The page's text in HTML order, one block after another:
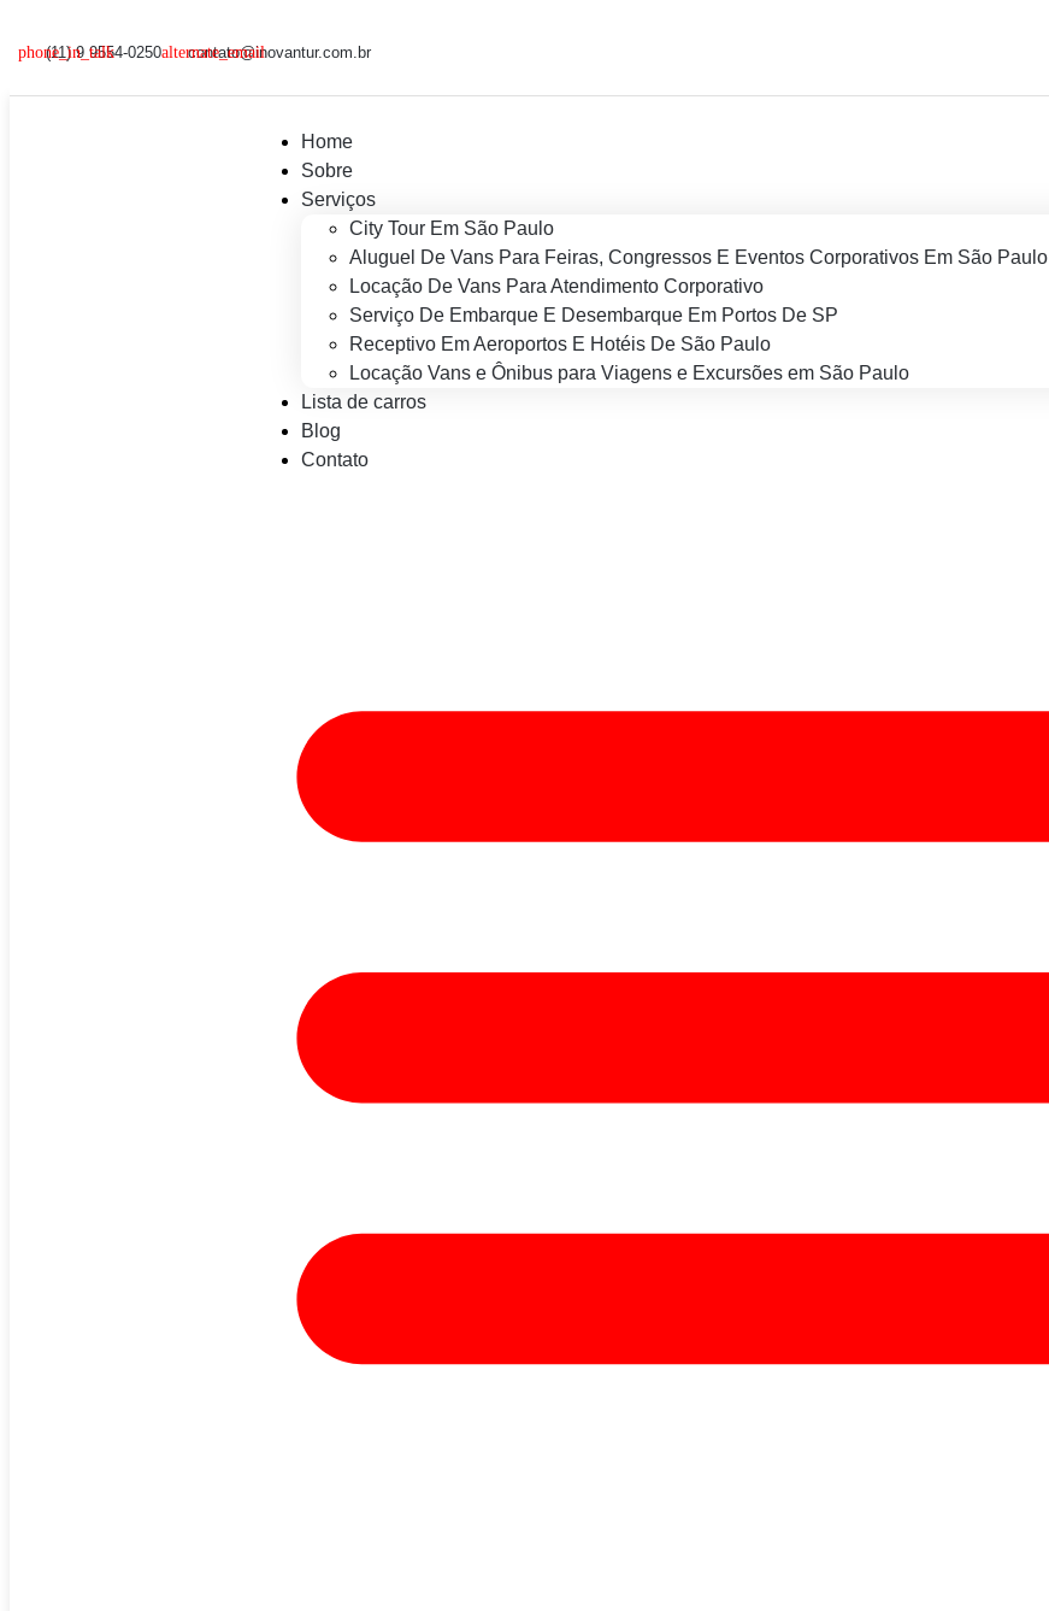
(11) 9 9554-0250 contato@inovantur.com.br
Home
Sobre
Serviços
City Tour Em São Paulo
Aluguel De Vans Para Feiras, Congressos E Eventos Corporativos Em São Paulo
Locação De Vans Para Atendimento Corporativo
Serviço De Embarque E Desembarque Em Portos De SP
Receptivo Em Aeroportos E Hotéis De São Paulo
Locação Vans e Ônibus para Viagens e Excursões em São Paulo
Lista de carros
Blog
Contato